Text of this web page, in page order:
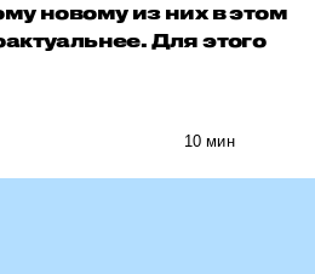
новому из них в этом
Для этого
10 мин